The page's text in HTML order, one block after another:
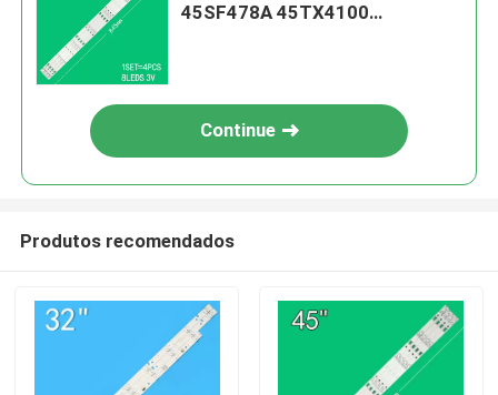
45SF478A 45TX4100
Continue
Produtos recomendados